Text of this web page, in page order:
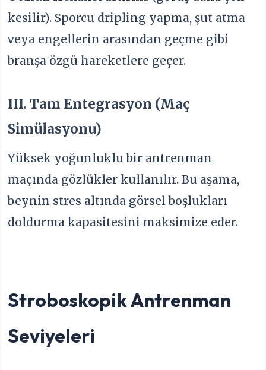
kesilir). Sporcu dripling yapma, şut atma
veya engellerin arasından geçme gibi
branşa özgü hareketlere geçer.
III. Tam Entegrasyon (Maç
Simülasyonu)
Yüksek yoğunluklu bir antrenman
maçında gözlükler kullanılır. Bu aşama,
beynin stres altında görsel boşlukları
doldurma kapasitesini maksimize eder.
Stroboskopik Antrenman
Seviyeleri